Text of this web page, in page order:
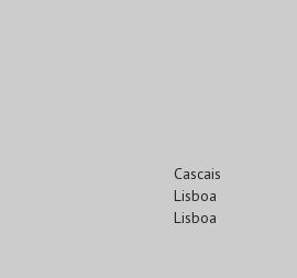
Cascais
Lisboa
Lisboa